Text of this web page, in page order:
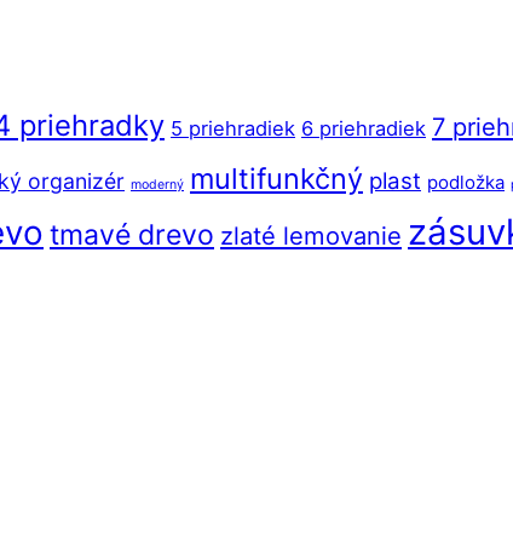
priehradky 5 priehradiek 6 priehradiek 7
organizér moderný multifunkčný plast podložka
tmavé drevo zlaté lemovanie